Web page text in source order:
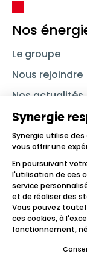
Nos
Le groupe
Nous rejoindre
Nos actualités
Nous
Linkedin
Trouver un
Icône
Candidats
Icône
Icône